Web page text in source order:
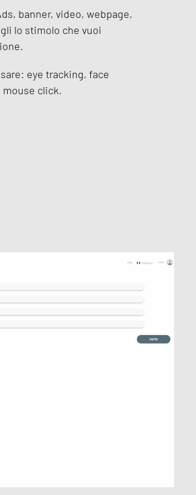
banner, video, webpage,
lo stimolo che vuoi
eye tracking, face
click.